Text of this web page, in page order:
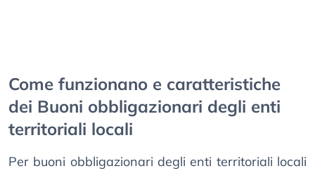
Come funzionano e caratteristiche
dei Buoni obbligazionari degli enti
territoriali locali
Per buoni obbligazionari degli enti territoriali locali